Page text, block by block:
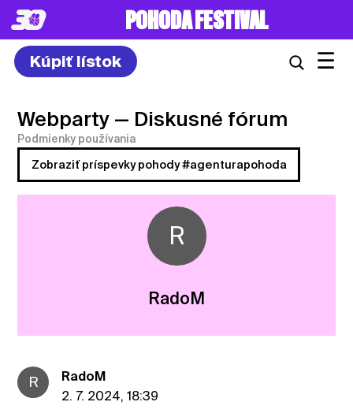
POHODA FESTIVAL
Kúpiť lístok ☰
Webparty — Diskusné fórum
Podmienky používania
Zobraziť príspevky pohody #agenturapohoda
R
RadoM
R
RadoM
2. 7. 2024, 18:39